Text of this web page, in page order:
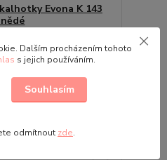
Evona K 143
XL, XXL Dámské kalhotky
detaily. Kalhotky ...
Skladem
variantu
Dalším procházením tohoto
s jejich používáním.
Souhlasím
odmítnout zde.